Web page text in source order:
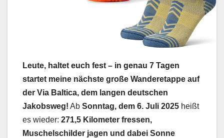
Leute, haltet euch fest – in genau 7 Tagen
startet meine nächste große Wanderetappe auf
der Via Baltica, dem langen deutschen
Jakobsweg! Ab Sonntag, dem 6. Juli 2025 heißt
es wieder: 271,5 Kilometer fressen,
Muschelschilder jagen und dabei Sonne